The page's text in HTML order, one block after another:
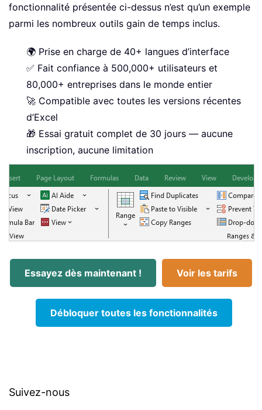
fonctionnalité présentée ci-dessus n’est qu’un exemple
parmi les nombreux outils gain de temps inclus.
🌍 Prise en charge de 40+ langues d’interface
✅ Fait confiance à 500,000+ utilisateurs et
80,000+ entreprises dans le monde entier
🚀 Compatible avec toutes les versions récentes
d’Excel
🎁 Essai gratuit complet de 30 jours — aucune
inscription, aucune limitation
Essayez dès maintenant ! Voir les tarifs
Débloquer toutes les fonctionnalités
Suivez-nous